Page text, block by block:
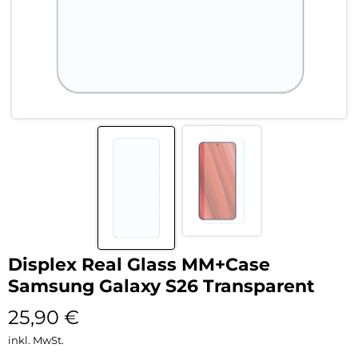
Displex Real Glass MM+Case
Samsung Galaxy S26 Transparent
25,90 €
inkl. MwSt.